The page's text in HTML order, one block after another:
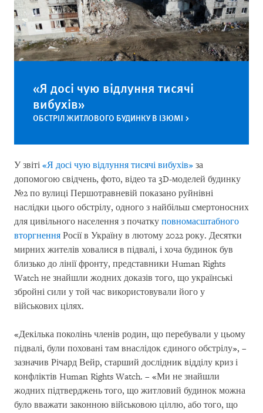
«Я досі чую відлуння тисячі
вибухів»
ОБСТРІЛ ЖИТЛОВОГО БУДИНКУ В ІЗЮМІ
У звіті «Я досі чую відлуння тисячі вибухів» за
допомогою свідчень, фото, відео та 3D-моделей будинку
№2 по вулиці Першотравневій показано руйнівні
наслідки цього обстрілу, одного з найбільш смертоносних
для цивільного населення з початку повномасштабного
вторгнення Росії в Україну в лютому 2022 року. Десятки
мирних жителів ховалися в підвалі, і хоча будинок був
близько до лінії фронту, представники Human Rights
Watch не знайшли жодних доказів того, що українські
збройні сили у той час використовували його у
військових цілях.
«Декілька поколінь членів родин, що перебували у цьому
підвалі, були поховані там внаслідок єдиного обстрілу», –
зазначив Річард Вейр, старший дослідник відділу криз і
конфліктів Human Rights Watch. – «Ми не знайшли
жодних підтверджень того, що житловий будинок можна
було вважати законною військовою ціллю, або того, що